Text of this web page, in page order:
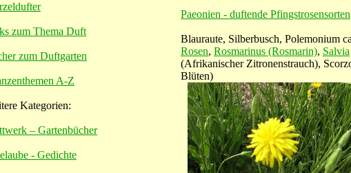
zum Thema Duft
zum Duftgarten
A-Z
Kategorien:
– Gartenbücher
- Gedichte
Paeonien - duftende Pfingstrosensorten
Blauraute, Silberbusch, Polemonium
Rosen, Rosmarinus (Rosmarin), Salvia
(Afrikanischer Zitronenstrauch),
Blüten)